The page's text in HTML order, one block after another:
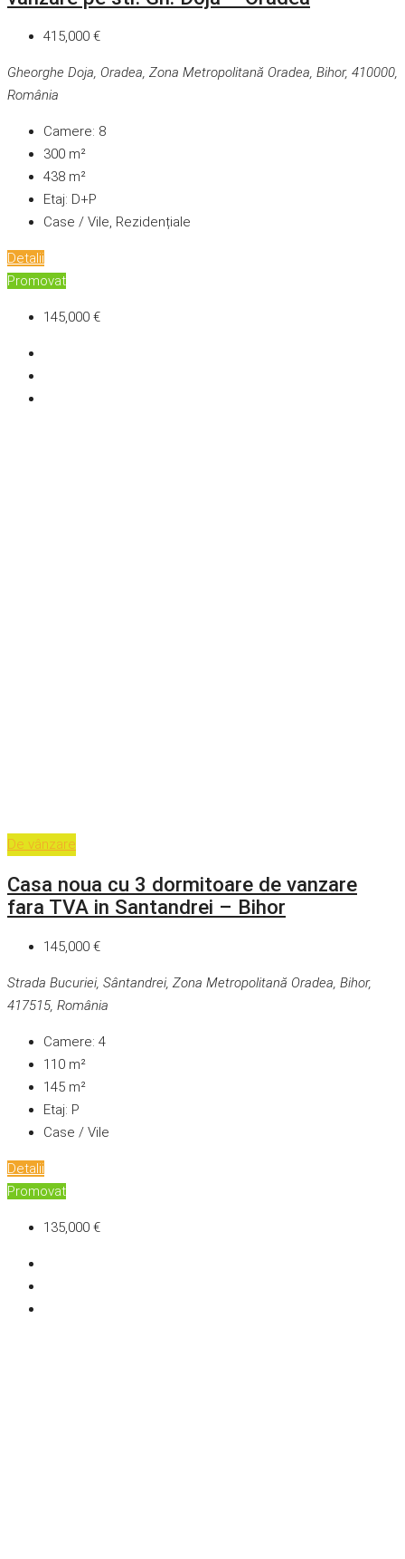
415,000 €
Gheorghe Doja, Oradea, Zona Metropolitană Oradea, Bihor, 410000,
România
Camere: 8
300 m²
438 m²
Etaj: D+P
Case / Vile, Rezidențiale
Detalii
Promovat
145,000 €
De vânzare
Casa noua cu 3 dormitoare de vanzare
fara TVA in Santandrei – Bihor
145,000 €
Strada Bucuriei, Sântandrei, Zona Metropolitană Oradea, Bihor,
417515, România
Camere: 4
110 m²
145 m²
Etaj: P
Case / Vile
Detalii
Promovat
135,000 €